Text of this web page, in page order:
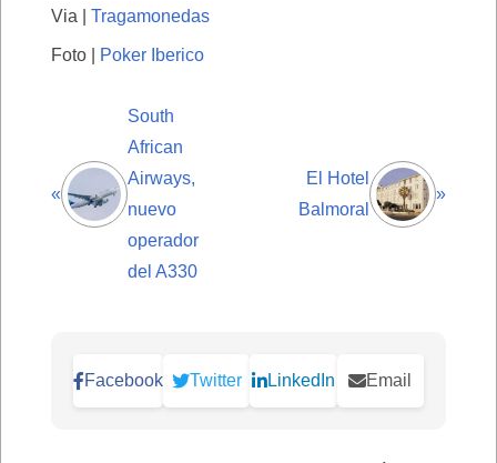
Via | Tragamonedas
Foto | Poker Iberico
«
South
African
Airways,
nuevo
operador
del A330
El Hotel
Balmoral
»
Facebook Twitter LinkedIn Email